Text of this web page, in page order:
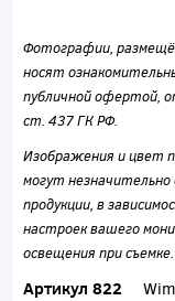
Фотографии,
носят
публичной офертой,
ст. 437 ГК РФ.
Изображения и цвет
могут
продукции, в
настроек вашего
освещения при съемке.
Артикул 822